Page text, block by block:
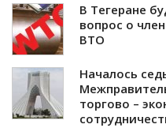
В Тегеране
вопрос о
ВТО
Началось
торгово –